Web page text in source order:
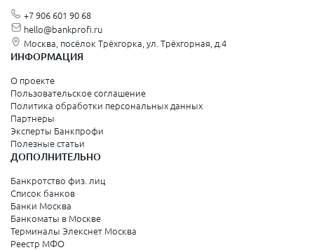
+7 906 601 90 68
hello@bankprofi.ru
Москва, посёлок Трёхгорка, ул. Трёхгорная, д.4
ИНФОРМАЦИЯ
О проекте
Пользовательское соглашение
Политика обработки персональных данных
Партнеры
Эксперты Банкпрофи
Полезные статьи
ДОПОЛНИТЕЛЬНО
Банкротство физ. лиц
Список банков
Банки Москва
Банкоматы в Москве
Терминалы Элекснет Москва
Реестр МФО